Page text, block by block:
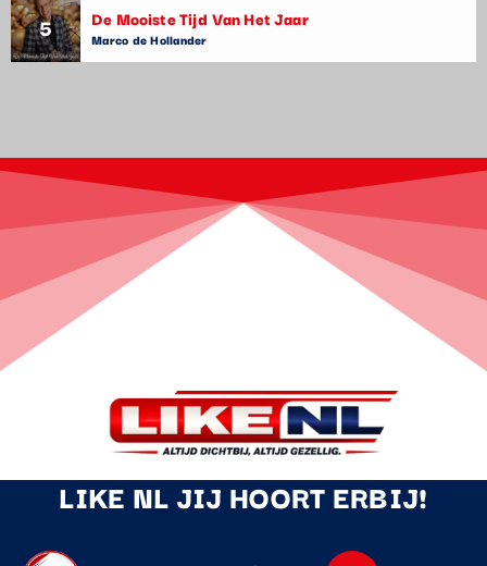
5 De Mooiste Tijd Van Het Jaar
Marco de Hollander
LIKE NL JIJ HOORT ERBIJ!